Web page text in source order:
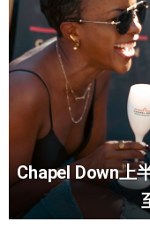
Chapel Down上